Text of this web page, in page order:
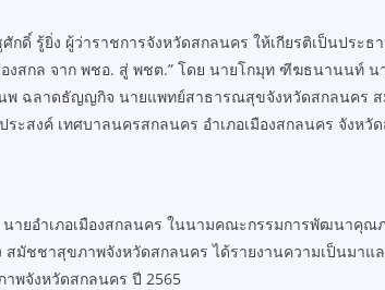
กดิ์ รู้ยิ่ง ผู้ว่าราชการจังหวัดสกลนคร ให้เกียรติเป็นประ
งสกล จาก พชอ. สู่ พชต.” โดย นายโกมุท ฑีฆธนานนท์
พ ฉลาดธัญญกิจ นายแพทย์สาธารณสุขจังหวัดสกลนคร
ระสงค์ เทศบาลนครสกลนคร อำเภอเมืองสกลนคร จังหวั
ายอำเภอเมืองสกลนคร ในนามคณะกรรมการพัฒนาคุณ
มัชชาสุขภาพจังหวัดสกลนคร ได้รายงานความเป็นมาแ
พจังหวัดสกลนคร ปี 2565